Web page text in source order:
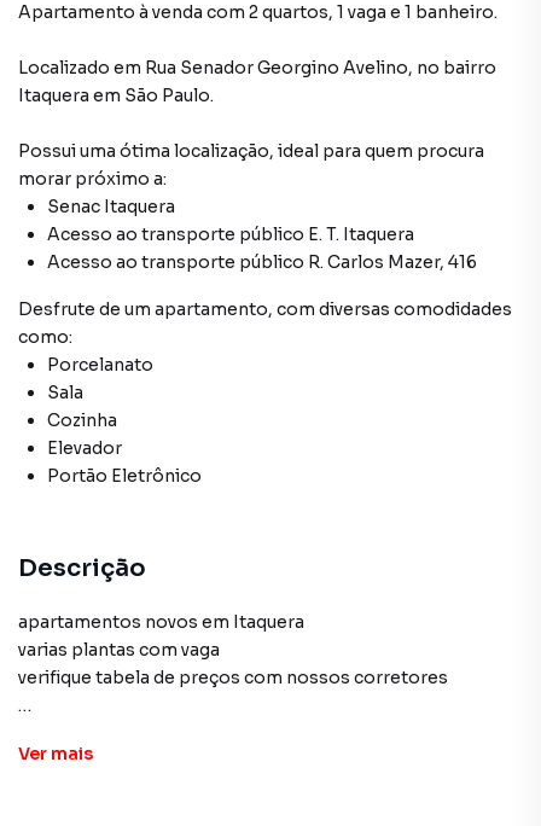
Apartamento à venda com 2 quartos, 1 vaga e 1 banheiro.
Localizado em Rua Senador Georgino Avelino, no bairro
Itaquera em São Paulo.
Possui uma ótima localização, ideal para quem procura
morar próximo a:
Senac Itaquera
Acesso ao transporte público E. T. Itaquera
Acesso ao transporte público R. Carlos Mazer, 416
Desfrute de um apartamento, com diversas comodidades
como:
Porcelanato
Sala
Cozinha
Elevador
Portão Eletrônico
Descrição
apartamentos novos em Itaquera
varias plantas com vaga
verifique tabela de preços com nossos corretores
Apartamento para Venda em região valorizada do bairro
Ver mais